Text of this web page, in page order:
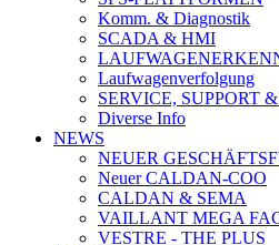
Komm. & Diagnostik
SCADA & HMI
Laufwagenverfolgung
SERVICE, SUPPORT
Diverse Info
NEWS
NEUER
Neuer CALDAN-COO
CALDAN & SEMA
VAILLANT MEGA
VESTRE - THE PLUS